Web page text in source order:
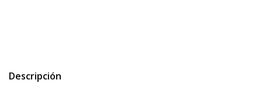
Descripción